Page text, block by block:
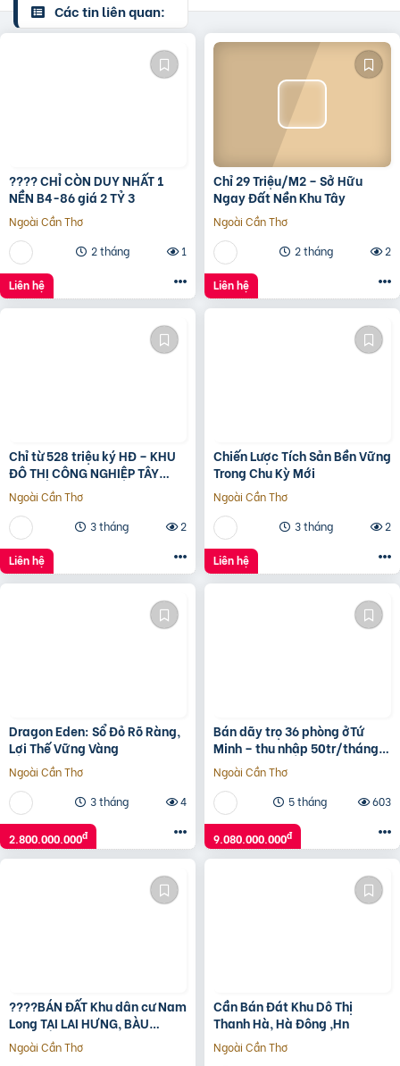
Các tin liên quan:
???? CHỈ CÒN DUY NHẤT 1
NỀN B4-86 giá 2 TỶ 3
Ngoài Cần Thơ
2 tháng
1
Liên hệ
Chỉ 29 Triệu/M2 – Sở Hữu
Ngay Đất Nền Khu Tây
Ngoài Cần Thơ
2 tháng
2
Liên hệ
Chỉ từ 528 triệu ký HĐ – KHU
ĐÔ THỊ CÔNG NGHIỆP TÂY
NAM TP.HCM
Ngoài Cần Thơ
3 tháng
2
Liên hệ
Chiến Lược Tích Sản Bền Vững
Trong Chu Kỳ Mới
Ngoài Cần Thơ
3 tháng
2
Liên hệ
Dragon Eden: Sổ Đỏ Rõ Ràng,
Lợi Thế Vững Vàng
Ngoài Cần Thơ
3 tháng
4
2.800.000.000đ
Bán dãy trọ 36 phòng ởTứ
Minh – thu nhập 50tr/tháng –
gần KCN Đại An
Ngoài Cần Thơ
5 tháng
603
9.080.000.000đ
????BÁN ĐẤT Khu dân cư Nam
Long TẠI LAI HƯNG, BÀU
BÀNG, BÌNH DƯƠNG????
Ngoài Cần Thơ
Cần Bán Đát Khu Dô Thị
Thanh Hà, Hà Đông ,Hn
Ngoài Cần Thơ